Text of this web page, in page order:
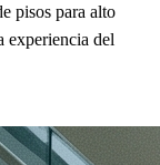
pisos para alto
experiencia del